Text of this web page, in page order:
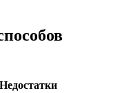
Недостатки